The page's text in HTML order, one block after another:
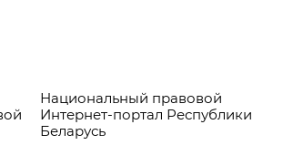
Национальный правовой
Интернет-портал Республики
Беларусь